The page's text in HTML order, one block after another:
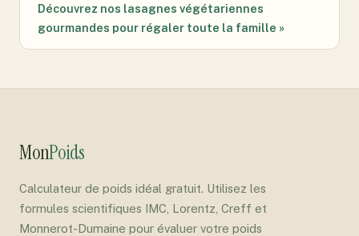
Découvrez nos lasagnes végétariennes
gourmandes pour régaler toute la famille »
MonPoids
Calculateur de poids idéal gratuit. Utilisez les
formules scientifiques IMC, Lorentz, Creff et
Monnerot-Dumaine pour évaluer votre poids